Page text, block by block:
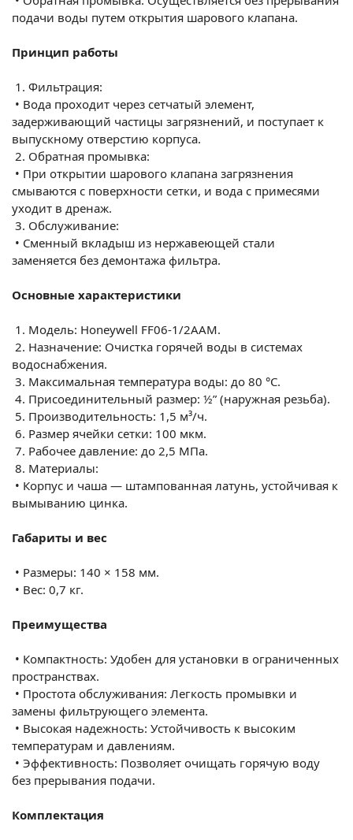
подачи воды путем открытия шарового клапана.
Принцип работы
1. Фильтрация:
• Вода проходит через сетчатый элемент,
задерживающий частицы загрязнений, и поступает к
выпускному отверстию корпуса.
2. Обратная промывка:
• При открытии шарового клапана загрязнения
смываются с поверхности сетки, и вода с примесями
уходит в дренаж.
3. Обслуживание:
• Сменный вкладыш из нержавеющей стали
заменяется без демонтажа фильтра.
Основные характеристики
1. Модель: Honeywell FF06-1/2AAM.
2. Назначение: Очистка горячей воды в системах
водоснабжения.
3. Максимальная температура воды: до 80 °C.
4. Присоединительный размер: ½” (наружная резьба).
5. Производительность: 1,5 м³/ч.
6. Размер ячейки сетки: 100 мкм.
7. Рабочее давление: до 2,5 МПа.
8. Материалы:
• Корпус и чаша — штампованная латунь, устойчивая к
вымыванию цинка.
Габариты и вес
• Размеры: 140 × 158 мм.
• Вес: 0,7 кг.
Преимущества
• Компактность: Удобен для установки в ограниченных
пространствах.
• Простота обслуживания: Легкость промывки и
замены фильтрующего элемента.
• Высокая надежность: Устойчивость к высоким
температурам и давлениям.
• Эффективность: Позволяет очищать горячую воду
без прерывания подачи.
Комплектация